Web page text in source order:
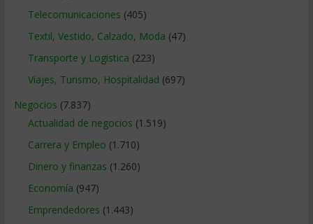
Telecomunicaciones (405)
Textil, Vestido, Calzado, Moda (47)
Transporte y Logistica (223)
Viajes, Turismo, Hospitalidad (697)
Negocios (7.837)
Actualidad de negocios (1.519)
Carrera y Empleo (1.710)
Dinero y finanzas (1.260)
Economía (947)
Emprendedores (1.443)